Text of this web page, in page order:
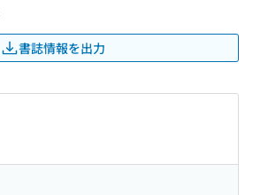
書誌情報を出力